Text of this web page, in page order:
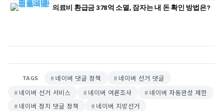
의료비 환급금 378억 소멸, 잠자는 내 돈 확인 방법은?
TAGS 네이버 댓글 정책
네이버 선거 댓글
네이버 선거 서비스
네이버 여론조사
네이버 자동완성 제한
네이버 정치 댓글 정책
네이버 지방선거